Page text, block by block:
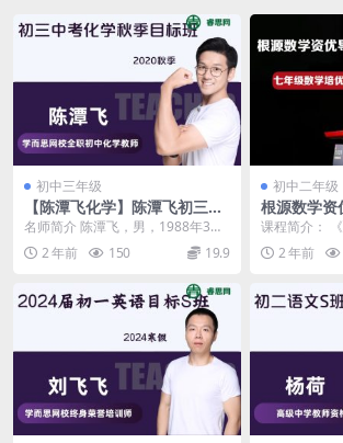
初中三年级
【陈潭飞化学】陈潭飞初三中
考化学秋季目标班-2020秋季
名师简介 陈潭飞，男，1988年3月
30日出生。2009年加入学而思，任
学而思网...
2 年前 150 19.9
初中二年级
根源数学资
老师七年级
课程简介：
系列分为基础
篇，贯穿学子
2 年前